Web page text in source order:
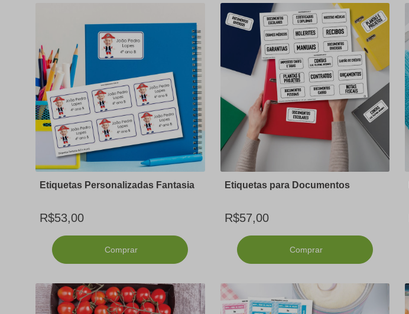
Etiquetas Personalizadas Fantasia
R$53,00
Comprar
Etiquetas para Documentos
R$57,00
Comprar